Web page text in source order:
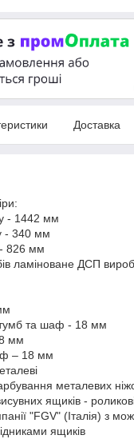
Доставка
- 1442 мм
- 340 мм
826 мм
ламіноване ДСП
та шаф - 18 мм
мм
– 18 мм
металевих
ящиків -
"FGV" (Італія) з
ящиків